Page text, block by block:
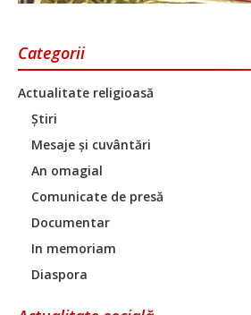
Categorii
Actualitate religioasă
Știri
Mesaje și cuvântări
An omagial
Comunicate de presă
Documentar
In memoriam
Diaspora